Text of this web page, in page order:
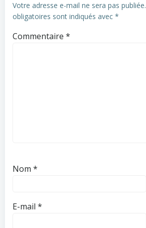
Votre adresse e-mail ne sera pas publiée.
obligatoires sont indiqués avec *
Commentaire *
Nom *
E-mail *